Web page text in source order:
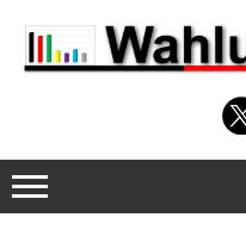
Inhalt
springen